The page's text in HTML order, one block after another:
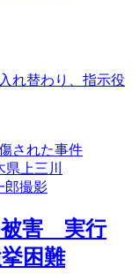
れ替わり、指示役
被害 実行
困難